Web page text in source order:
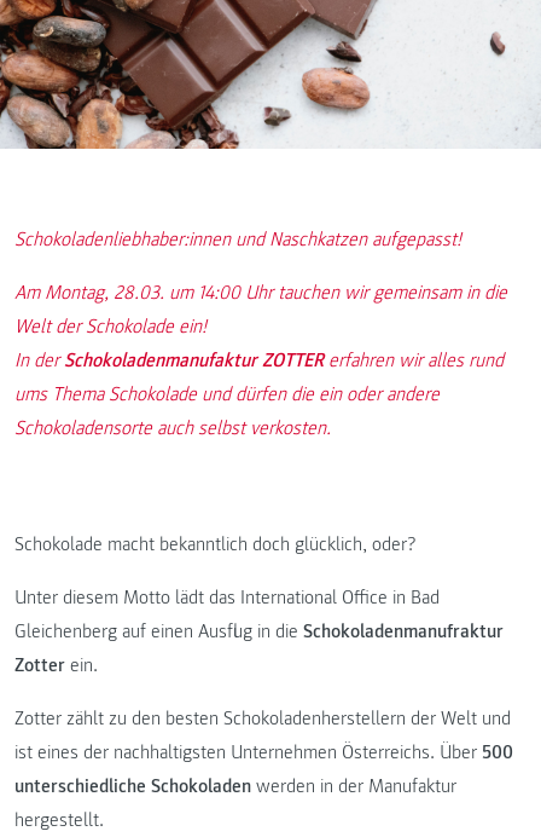
Schokoladenliebhaber:innen und Naschkatzen aufgepasst!
Am Montag, 28.03. um 14:00 Uhr tauchen wir gemeinsam in die
Welt der Schokolade ein!
In derSchokoladenmanufaktur ZOTTERerfahren wir alles rund
ums Thema Schokolade und dürfen die ein oder andere
Schokoladensorte auch selbst verkosten.
Schokolade macht bekanntlich doch glücklich, oder?
Unter diesem Motto lädt das International Office in Bad
Gleichenberg auf einen Ausflug in die Schokoladenmanufraktur
Zotter ein.
Zotter zählt zu den besten Schokoladenherstellern der Welt und
ist eines der nachhaltigsten Unternehmen Österreichs. Über 500
unterschiedliche Schokoladen werden in der Manufaktur
hergestellt.